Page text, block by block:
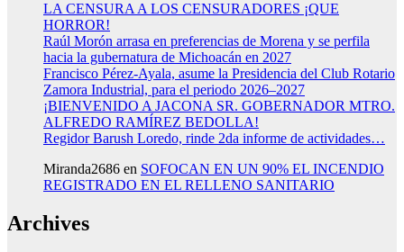
LA CENSURA A LOS CENSURADORES ¡QUE
HORROR!
Raúl Morón arrasa en preferencias de Morena y se perfila
hacia la gubernatura de Michoacán en 2027
Francisco Pérez-Ayala, asume la Presidencia del Club Rotario
Zamora Industrial, para el periodo 2026–2027
¡BIENVENIDO A JACONA SR. GOBERNADOR MTRO.
ALFREDO RAMÍREZ BEDOLLA!
Regidor Barush Loredo, rinde 2da informe de actividades…
Miranda2686 en SOFOCAN EN UN 90% EL INCENDIO
REGISTRADO EN EL RELLENO SANITARIO
Archives